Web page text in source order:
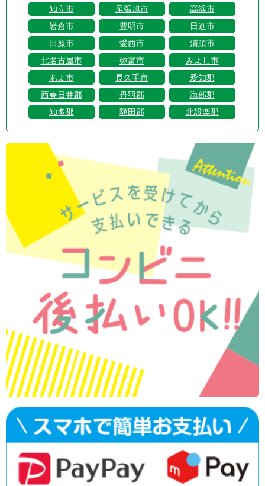
知立市
尾張旭市
高浜市
岩倉市
豊明市
日進市
田原市
愛西市
清須市
北名古屋市
弥富市
みよし市
あま市
長久手市
愛知郡
西春日井郡
丹羽郡
海部郡
知多郡
額田郡 北設楽郡